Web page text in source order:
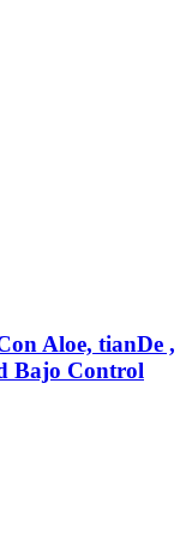
Aloe, tianDe ,
Bajo Control